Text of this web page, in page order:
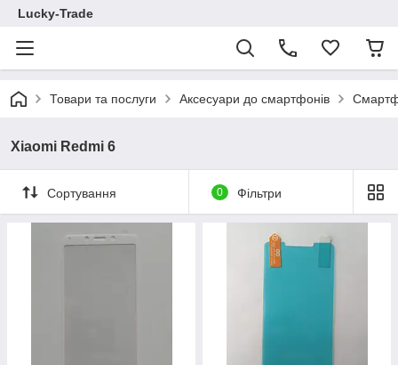
Lucky-Trade
Товари та послуги Аксесуари до смартфонів
Xiaomi Redmi 6
Сортування 0 Фільтри